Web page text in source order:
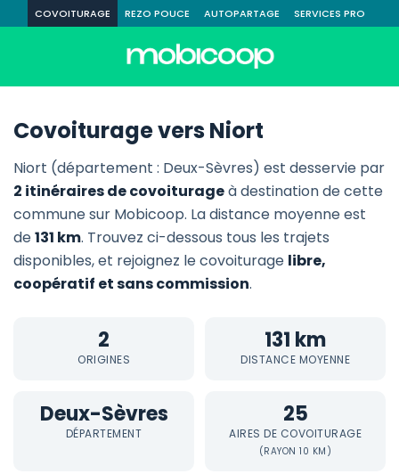
COVOITURAGE REZO POUCE AUTOPARTAGE SERVICES PRO
Covoiturage vers Niort
Niort (département : Deux-Sèvres) est desservie par
2 itinéraires de covoiturageà destination de cette
commune sur Mobicoop. La distance moyenne est
de131 km. Trouvez ci-dessous tous les trajets
disponibles, et rejoignez le covoiturage libre,
coopératif et sans commission.
2
ORIGINES
131 km
DISTANCE MOYENNE
Deux-Sèvres
DÉPARTEMENT
25
AIRES DE COVOITURAGE
(RAYON 10 KM)